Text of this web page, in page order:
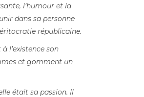
l’humour et la
dans sa personne
républicaine.
l’existence son
et gomment un
était sa passion. Il